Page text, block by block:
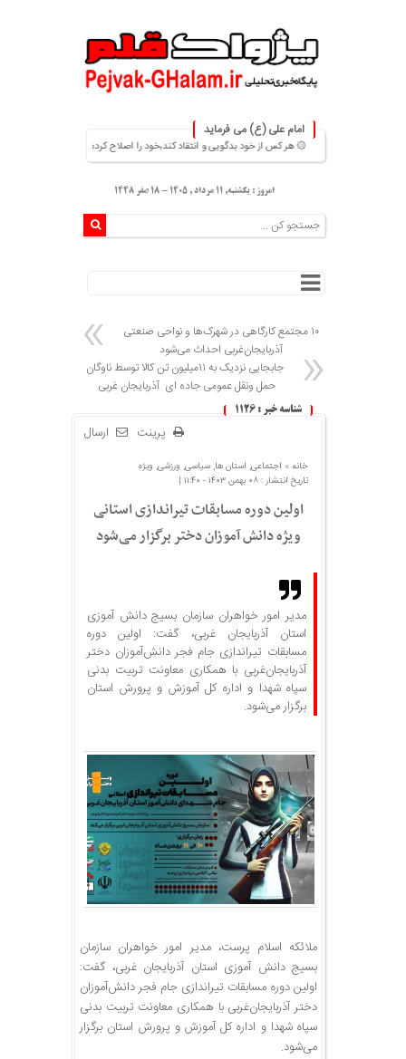
امام علی (ع) می فرماید
۞ هر کس از خود بدگویی و انتقاد کند٬خود را اصلاح کرده و هر کس خودستایی نماید٬ پس به تحقیق خویش را تباه نموده است. ۞
امروز : یکشنبه, ۱۱ مرداد , ۱۴۰۵ - 18 صفر 1448
۱۰ مجتمع کارگاهی در شهرک‌ها و نواحی صنعتی
آذربایجان‌غربی احداث می‌شود
جابجایی نزدیک به ۱۱میلیون تن کالا توسط ناوگان
حمل ونقل عمومی جاده ای آذربایجان غربی
شناسه خبر : 1126
ارسال پرینت
خانه » اجتماعی, استان ها, سیاسی, ورزشی, ویژه
تاریخ انتشار : ۰۸ بهمن ۱۴۰۳ - ۱۱:۴۰ |
اولین دوره مسابقات تیراندازی استانی
ویژه دانش آموزان دختر برگزار می‌شود
مدیر امور خواهران سازمان بسیج دانش آموزی
استان آذربایجان غربی، گفت: اولین دوره
مسابقات تیراندازی جام فجر دانش‌آموزان دختر
آذربایجان‌غربی با همکاری معاونت تربیت بدنی
سپاه شهدا و اداره کل آموزش و پرورش استان
برگزار می‌شود.
ملائکه اسلام پرست، مدیر امور خواهران سازمان
بسیج دانش آموزی استان آذربایجان غربی، گفت:
اولین دوره مسابقات تیراندازی جام فجر دانش‌آموزان
دختر آذربایجان‌غربی با همکاری معاونت تربیت بدنی
سپاه شهدا و اداره کل آموزش و پرورش استان برگزار
می‌شود.